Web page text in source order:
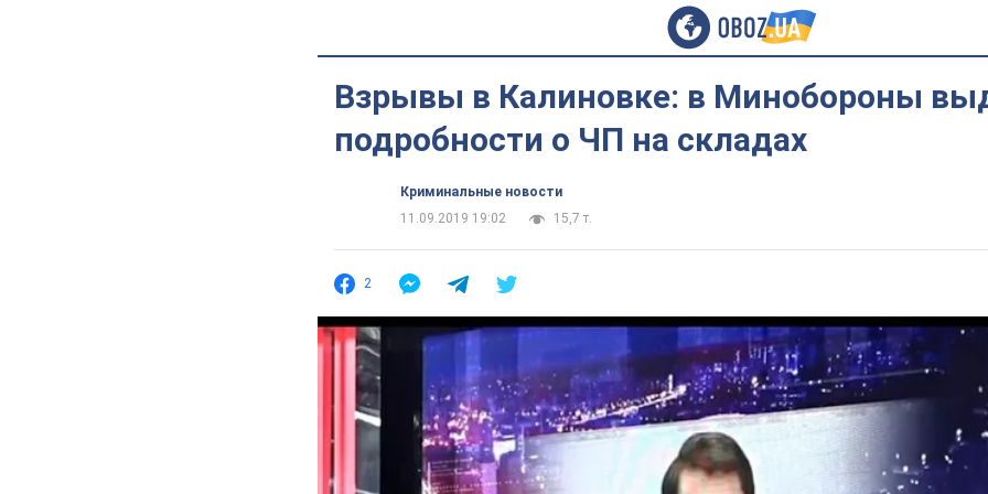
Взрывы в Калиновке: в Минобороны
подробности о ЧП на складах
Криминальные новости
11.09.2019 19:02
15,7 т.
2